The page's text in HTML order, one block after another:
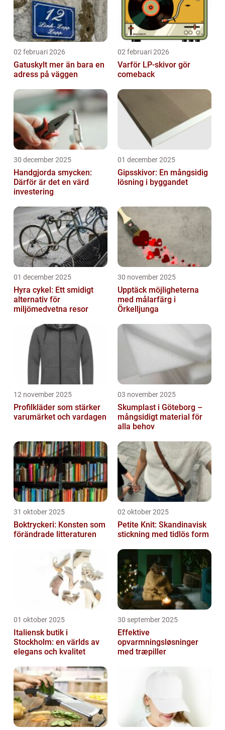
02 februari 2026
Gatuskylt mer än bara en
adress på väggen
02 februari 2026
Varför LP-skivor gör
comeback
30 december 2025
Handgjorda smycken:
Därför är det en värd
investering
01 december 2025
Gipsskivor: En mångsidig
lösning i byggandet
01 december 2025
Hyra cykel: Ett smidigt
alternativ för
miljömedvetna resor
30 november 2025
Upptäck möjligheterna
med målarfärg i
Örkelljunga
12 november 2025
Profilkläder som stärker
varumärket och vardagen
03 november 2025
Skumplast i Göteborg –
mångsidigt material för
alla behov
31 oktober 2025
Boktryckeri: Konsten som
förändrade litteraturen
02 oktober 2025
Petite Knit: Skandinavisk
stickning med tidlös form
01 oktober 2025
Italiensk butik i
Stockholm: en världs av
elegans och kvalitet
30 september 2025
Effektive
opvarmningsløsninger
med træpiller